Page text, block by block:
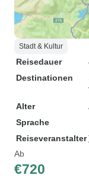
Stadt & Kultur
Reisedauer
Destinationen
Alter
Sprache
Reiseveranstalter
Ab
€720